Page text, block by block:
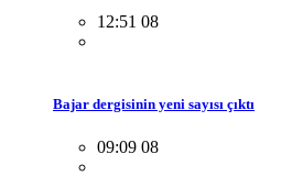
12:51 08
Bajar dergisinin yeni sayısı çıktı
09:09 08